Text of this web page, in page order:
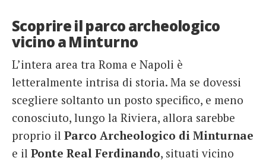
Scoprire il parco archeologico
vicino a Minturno
L’intera area tra Roma e Napoli è
letteralmente intrisa di storia. Ma se dovessi
scegliere soltanto un posto specifico, e meno
conosciuto, lungo la Riviera, allora sarebbe
proprio il Parco Archeologico di Minturnae
e il Ponte Real Ferdinando, situati vicino